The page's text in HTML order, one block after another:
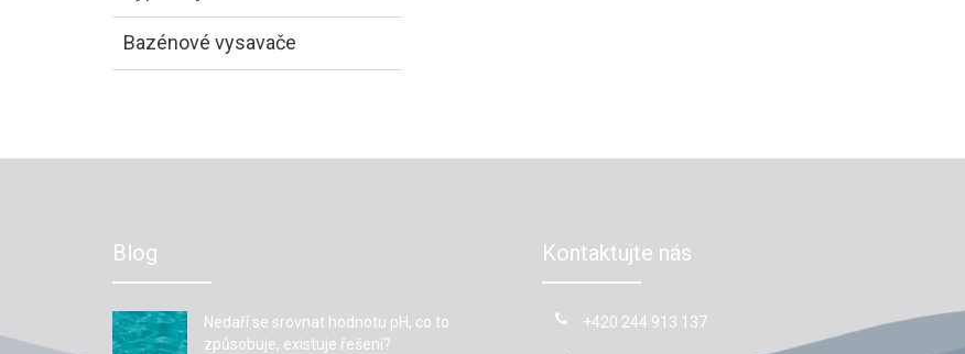
Bazénové vysavače
Blog
Nedaří se srovnat hodnotu pH, co to
způsobuje, existuje řešení?
Kontaktujte nás
+420 244 913 137